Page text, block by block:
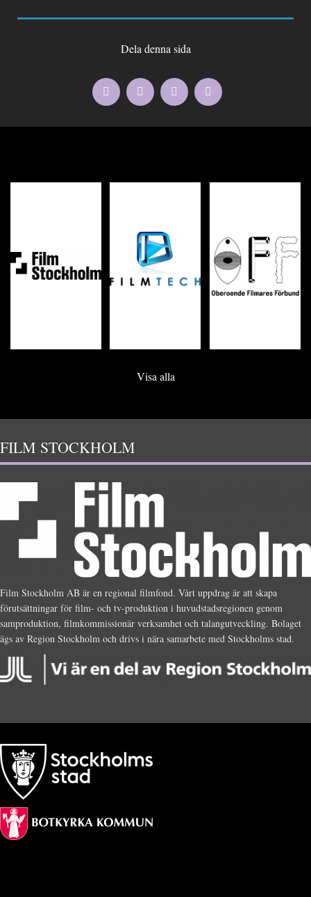
Dela denna sida
Visa alla
FILM STOCKHOLM
Film Stockholm AB är en regional filmfond. Vårt uppdrag är att skapa
förutsättningar för film- och tv-produktion i huvudstadsregionen genom
samproduktion, filmkommissionär verksamhet och talangutveckling. Bolaget
ägs av Region Stockholm och drivs i nära samarbete med Stockholms stad.